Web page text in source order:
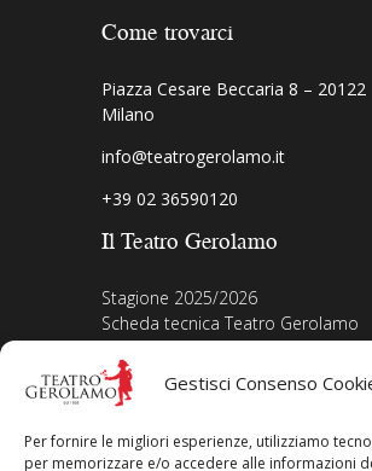
Gestisci Consenso
Per fornire le migliori esperienze, utilizziamo
per memorizzare e/o accedere alle informazioni
Come trovarci
Piazza Cesare Beccaria 8 – 20122
Milano
info@teatrogerolamo.it
+39 02 36590120
Il Teatro Gerolamo
Stagione 2025/2026
Scheda tecnica Teatro Gerolamo
Biografia Direttore
Acquista i biglietti
La nostra storia